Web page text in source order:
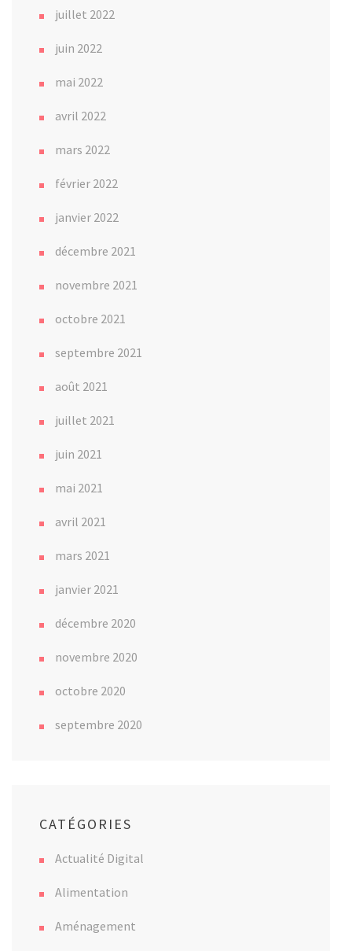
juillet 2022
juin 2022
mai 2022
avril 2022
mars 2022
février 2022
janvier 2022
décembre 2021
novembre 2021
octobre 2021
septembre 2021
août 2021
juillet 2021
juin 2021
mai 2021
avril 2021
mars 2021
janvier 2021
décembre 2020
novembre 2020
octobre 2020
septembre 2020
CATÉGORIES
Actualité Digital
Alimentation
Aménagement